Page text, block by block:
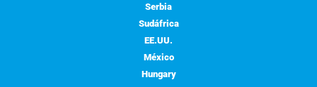
Serbia
Sudáfrica
EE.UU.
México
Hungary